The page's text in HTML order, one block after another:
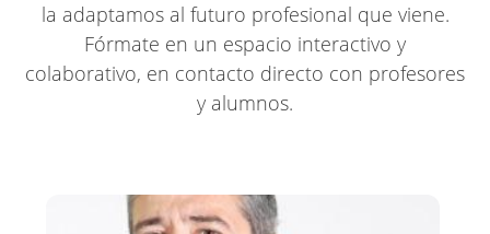
la adaptamos al futuro profesional que viene.
Fórmate en un espacio interactivo y
colaborativo, en contacto directo con profesores
y alumnos.